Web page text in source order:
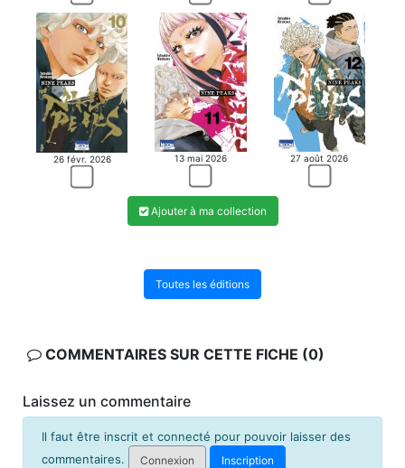
26 févr. 2026 13 mai 2026 27 août 2026
Ajouter à ma collection
Toutes les éditions
COMMENTAIRES SUR CETTE FICHE (0)
Laissez un commentaire
Il faut être inscrit et connecté pour pouvoir laisser des
commentaires.
Connexion Inscription